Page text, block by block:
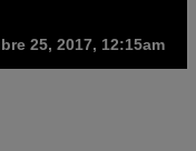
25, 2017, 12:15am